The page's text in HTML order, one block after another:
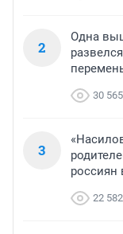
2
Одна
30 565
3
россиян
22 582